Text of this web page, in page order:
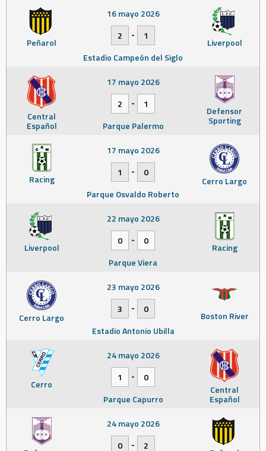
Peñarol Liverpool
16 mayo 2026
2
-
1
Estadio Campeón del Siglo
Central
Español
Defensor
Sporting
17 mayo 2026
2
-
1
Parque Palermo
Racing Cerro Largo
17 mayo 2026
1
-
0
Parque Osvaldo Roberto
Liverpool Racing
22 mayo 2026
0
-
0
Parque Viera
Cerro Largo Boston River
23 mayo 2026
3
-
0
Estadio Antonio Ubilla
Cerro Central
Español
24 mayo 2026
1
-
0
Parque Capurro
24 mayo 2026
0
-
2